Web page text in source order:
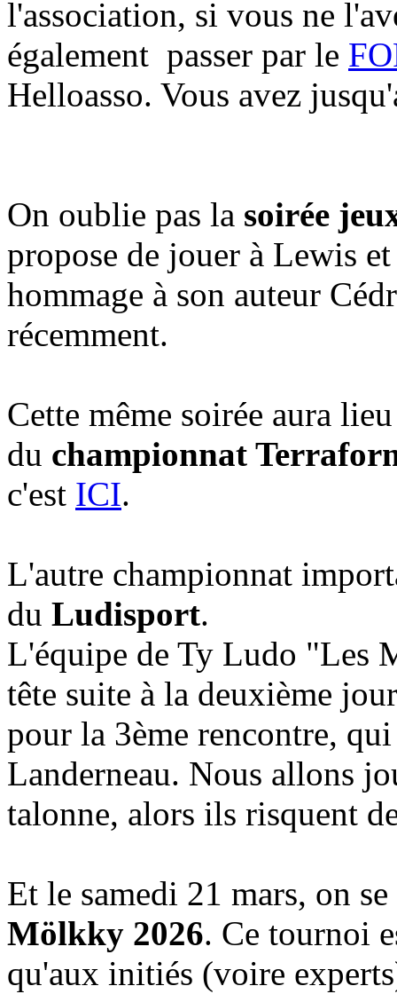
l'association, si vous ne
également passer par le
Helloasso. Vous avez
On oublie pas la soirée
propose de jouer à Lewis
hommage à son auteur
récemment.
Cette même soirée aura
du championnat
c'est ICI.
L'autre championnat
du Ludisport.
L'équipe de Ty Ludo "Les
tête suite à la deuxième
pour la 3ème rencontre,
Landerneau. Nous allons
talonne, alors ils risquent
Et le samedi 21 mars, on
Mölkky 2026. Ce tournoi
qu'aux initiés (voire